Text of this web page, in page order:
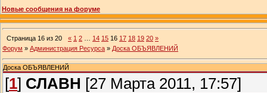
Новые сообщения на форуме
Страница 16 из 20 « 1 2 14 15 16 17 18 19 20 »
Форум » Администрация Ресурса » Доска ОБЪЯВЛЕНИЙ
Доска ОБЪЯВЛЕНИЙ
[1] СЛАВН [27 Марта 2011, 17:57]